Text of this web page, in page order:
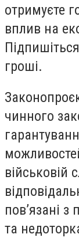
отримуєте
вплив на
гроші.
чинного
військовій
пов’язані
та